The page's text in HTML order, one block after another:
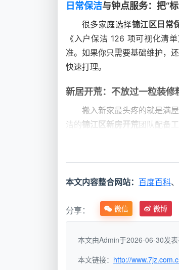
日常保洁与钟点服务：把“
很多家庭选择锦江区日常
《入户保洁 126 项可视化清
准。如果你只需要基础维护，
快速打理。
新居开荒：不放过一粒装修
搬入新家最头疼的就是满
洁的锦江区新房开荒团队配备
深度清洁与家电清洗：解决
司的服务能力延伸至家电清洗
箱、洗衣机。这样一套组合，
为什么锦江区居民把
本文内容整合网站： 百度百科、
分享： 微信 微博
本文由Admin于2026-06-30发
本文链接： http://